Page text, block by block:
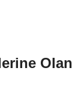
Olan